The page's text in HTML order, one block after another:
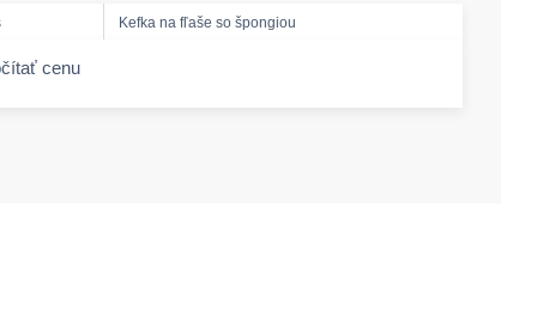
Kefka na fľaše so špongiou
cenu